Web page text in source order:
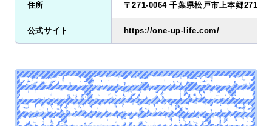
住所 〒271-0064 千葉県松戸市上本郷2719-3
公式サイト https://one-up-life.com/
ワンナップLIFEは、東京都を含め一都三県でサービス展開する不
用品回収業者です。女性スタッフが多く在籍しているため、男性
に見られたくないものがある場合でも安心して作業を任せること
ができます。実績や知名度も十分で評判も良いです。申し込みは